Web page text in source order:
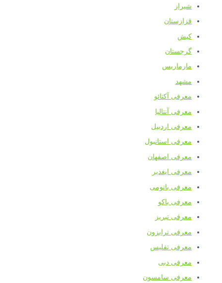
شیراز
قزازستان
کیش
گرجستان
مارماریس
مشهد
معرفی آکتائو
معرفی آنتالیا
معرفی اردبیل
معرفی استانبول
معرفی اصفهان
معرفی ایغدیر
معرفی باتومی
معرفی باکو
معرفی تبریز
معرفی ترابزون
معرفی تفلیس
معرفی دبی
معرفی سامسون